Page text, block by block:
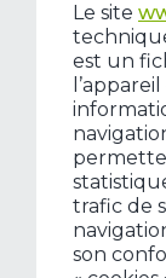
Le site
est un
trafic de
son